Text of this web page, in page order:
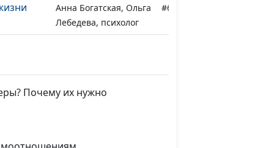
Анна Богатская, Ольга
Лебедева, психолог
#645
от 1
Лебедева, психолог
Лебедева, психолог
Почему их нужно